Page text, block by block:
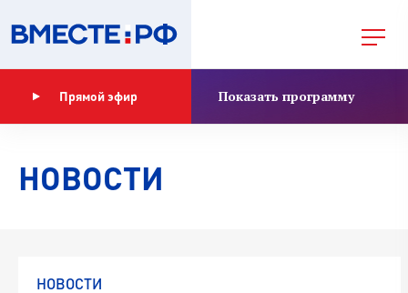
Прямой эфир Показать программу
НОВОСТИ
НОВОСТИ